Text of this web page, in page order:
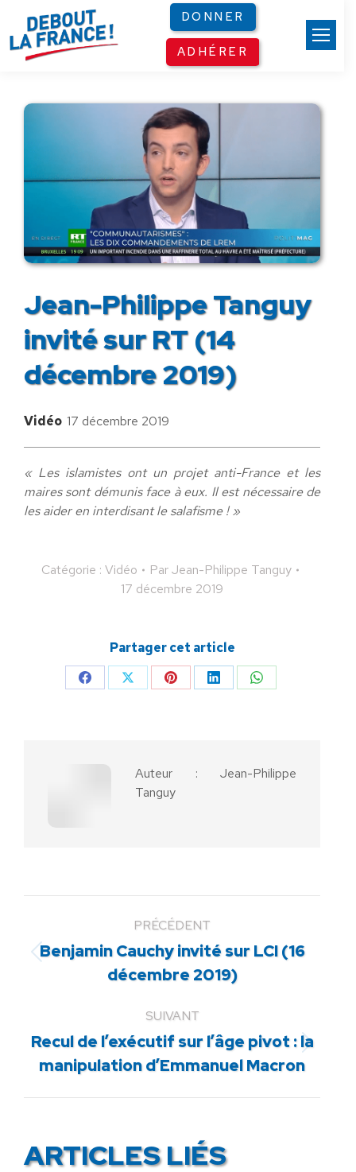
DONNER
ADHÉRER
Jean-Philippe Tanguy
invité sur RT (14
décembre 2019)
Vidéo 17 décembre 2019
« Les islamistes ont un projet anti-France et les
maires sont démunis face à eux. Il est nécessaire de
les aider en interdisant le salafisme ! »
Catégorie : Vidéo ParJean-Philippe Tanguy
17 décembre 2019
Partager cet article
PartagerPartagerPartagerPartagerPartager
Auteur : Jean-Philippe
Tanguy
PRÉCÉDENT
Article
précédent
Benjamin Cauchy invité sur LCI (16
décembre 2019)
SUIVANT
Article
suivant
Recul de l’exécutif sur l’âge pivot : la
manipulation d’Emmanuel Macron
ARTICLES LIÉS
Panneau de gestion des cookies